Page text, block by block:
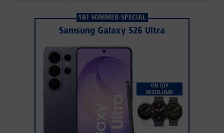
1&1 SOMMER-SPECIAL
Samsung Galaxy S26 Ultra
ON TOP
BESTELLBAR